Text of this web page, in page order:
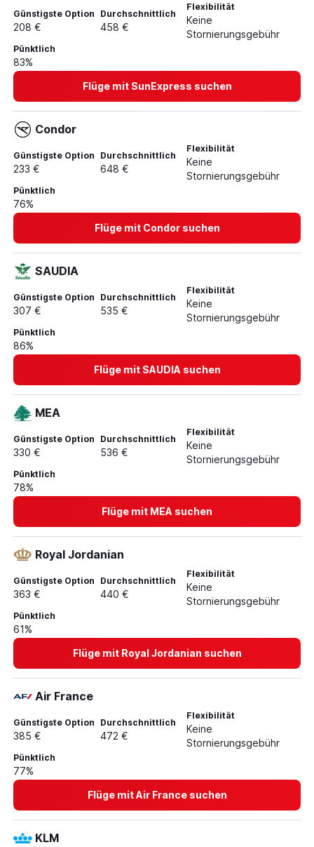
Günstigste Option
208 €
Durchschnittlich
458 €
Flexibilität
Keine
Stornierungsgebühr
Pünktlich
83%
Flüge mit SunExpress suchen
Condor
Günstigste Option
233 €
Durchschnittlich
648 €
Flexibilität
Keine
Stornierungsgebühr
Pünktlich
76%
Flüge mit Condor suchen
SAUDIA
Günstigste Option
307 €
Durchschnittlich
535 €
Flexibilität
Keine
Stornierungsgebühr
Pünktlich
86%
Flüge mit SAUDIA suchen
MEA
Günstigste Option
330 €
Durchschnittlich
536 €
Flexibilität
Keine
Stornierungsgebühr
Pünktlich
78%
Flüge mit MEA suchen
Royal Jordanian
Günstigste Option
363 €
Durchschnittlich
440 €
Flexibilität
Keine
Stornierungsgebühr
Pünktlich
61%
Flüge mit Royal Jordanian suchen
Air France
Günstigste Option
385 €
Durchschnittlich
472 €
Flexibilität
Keine
Stornierungsgebühr
Pünktlich
77%
Flüge mit Air France suchen
KLM